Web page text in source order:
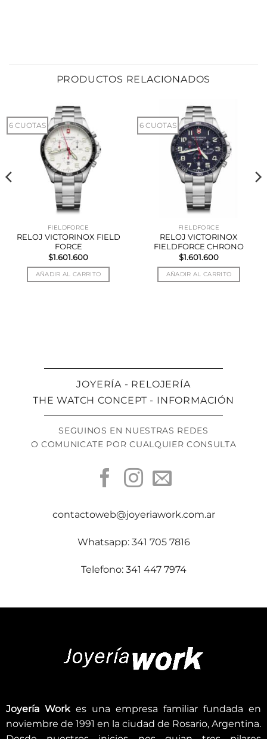
PRODUCTOS RELACIONADOS
6 CUOTAS
FIELDFORCE
RELOJ VICTORINOX FIELD
FORCE
$1.601.600
AÑADIR AL CARRITO
6 CUOTAS
FIELDFORCE
RELOJ VICTORINOX
FIELDFORCE CHRONO
$1.601.600
AÑADIR AL CARRITO
JOYERÍA - RELOJERÍA
THE WATCH CONCEPT - INFORMACIÓN
SEGUINOS EN NUESTRAS REDES
O COMUNICATE POR CUALQUIER CONSULTA
contactoweb@joyeriawork.com.ar
Whatsapp: 341 705 7816
Telefono: 341 447 7974
Joyería Workes una empresa familiar fundada en
noviembre de 1991 en la ciudad de Rosario, Argentina.